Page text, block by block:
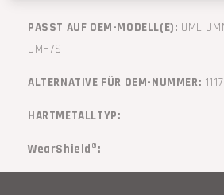
PASST AUF OEM-MODELL(E): UML
UMH/S
ALTERNATIVE FÜR OEM-NUMMER:
HARTMETALLTYP:
WearShield®: